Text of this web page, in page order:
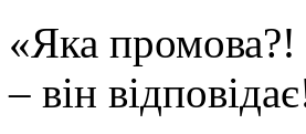
«Яка
– він